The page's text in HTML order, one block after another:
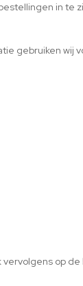
in te
gebruiken
op